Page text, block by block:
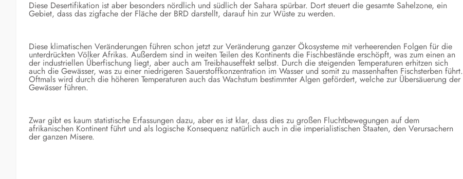
Diese Desertifikation ist aber besonders nördlich und südlich der Sahara spürbar. Dort steuert die gesamte Sahelzone, ein
Gebiet, dass das zigfache der Fläche der BRD darstellt, darauf hin zur Wüste zu werden.
Diese klimatischen Veränderungen führen schon jetzt zur Veränderung ganzer Ökosysteme mit verheerenden Folgen für die
unterdrückten Völker Afrikas. Außerdem sind in weiten Teilen des Kontinents die Fischbestände erschöpft, was zum einen an
der industriellen Überfischung liegt, aber auch am Treibhauseffekt selbst. Durch die steigenden Temperaturen erhitzen sich
auch die Gewässer, was zu einer niedrigeren Sauerstoffkonzentration im Wasser und somit zu massenhaften Fischsterben führt.
Oftmals wird durch die höheren Temperaturen auch das Wachstum bestimmter Algen gefördert, welche zur Übersäuerung der
Gewässer führen.
Zwar gibt es kaum statistische Erfassungen dazu, aber es ist klar, dass dies zu großen Fluchtbewegungen auf dem
afrikanischen Kontinent führt und als logische Konsequenz natürlich auch in die imperialistischen Staaten, den Verursachern
der ganzen Misere.